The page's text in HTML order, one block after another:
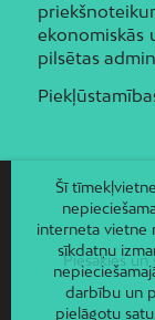
ekonomiskās
pilsētas
Piesakies un
Šī
interneta vietne
sīkdatņu
darbību un
pielāgotu